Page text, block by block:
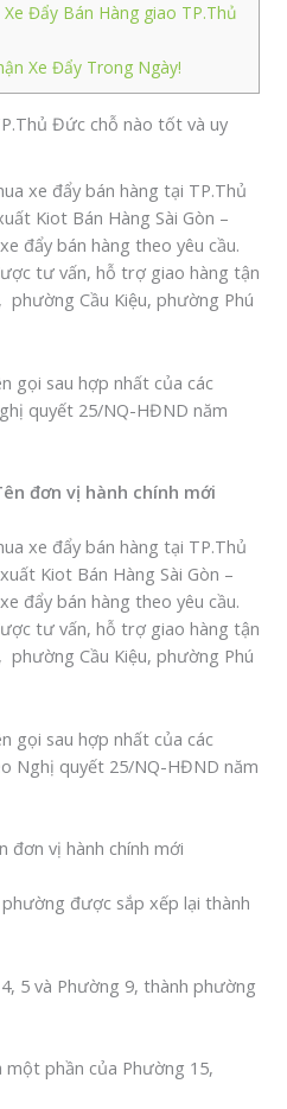
Đẩy Bán Hàng giao TP.Thủ
Xe Đẩy Trong Ngày!
Đức chỗ nào tốt và uy
xe đẩy bán hàng tại TP.Thủ
Kiot Bán Hàng Sài Gòn –
đẩy bán hàng theo yêu cầu.
tư vấn, hỗ trợ giao hàng tận
Cầu Kiệu, phường Phú
gọi sau hợp nhất của các
quyết 25/NQ-HĐND năm
đơn‍ vị‍ hành‍ chính‍ mới
xe đẩy bán hàng tại TP.Thủ
Kiot Bán Hàng Sài Gòn –
đẩy bán hàng theo yêu cầu.
tư vấn, hỗ trợ giao hàng tận
Cầu Kiệu, phường Phú
gọi sau hợp nhất của các
Nghị quyết 25/NQ-HĐND năm
đơn‍ vị‍ hành‍ chính‍ mới
phường được sắp xếp lại thành
5 và Phường 9, thànhphường
một phần của Phường 15,